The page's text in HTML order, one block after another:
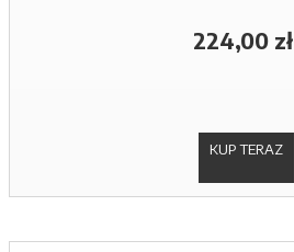
224,00 zł
KUP TERAZ